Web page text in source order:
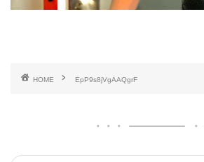
HOME EpP9s8jVgAAQgrF